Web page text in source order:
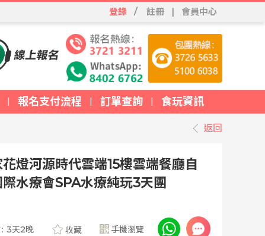
登錄 / 註冊 | 會員中心
| 報名支付流程 | 訂單查詢 | 食玩資訊
返回
燈河源時代雲端15樓雲端餐廳自
水療會SPA水療純玩3天團
: 3天2晚 收藏 手機瀏覽